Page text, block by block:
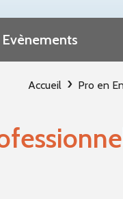
Evènements
et Oyo
Accueil Pro en